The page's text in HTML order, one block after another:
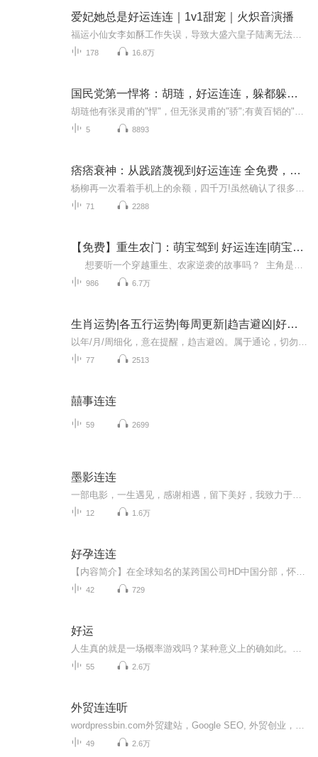
爱妃她总是好运连连｜1v1甜宠｜火炽音演播
178 16.8万
国民党第一悍将：胡琏，好运连连，躲都躲不开
5 8893
痞痞衰神：从践踏蔑视到好运连连 全免费，全免费
71 2288
【免费】重生农门：萌宝驾到 好运连连|萌宝逆袭
986 6.7万
生肖运势|各五行运势|每周更新|趋吉避凶|好运连连
77 2513
囍事连连
59 2699
墨影连连
12 1.6万
好孕连连
42 729
好运
55 2.6万
外贸连连听
49 2.6万